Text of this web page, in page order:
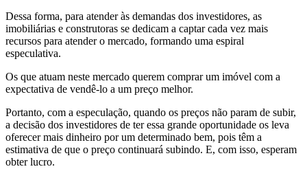
Dessa forma, para atender às demandas dos investidores, as
imobiliárias e construtoras se dedicam a captar cada vez mais
recursos para atender o mercado, formando uma espiral
especulativa.
Os que atuam neste mercado querem comprar um imóvel com a
expectativa de vendê-lo a um preço melhor.
Portanto, com a especulação, quando os preços não param de subir,
a decisão dos investidores de ter essa grande oportunidade os leva
oferecer mais dinheiro por um determinado bem, pois têm a
estimativa de que o preço continuará subindo. E, com isso, esperam
obter lucro.